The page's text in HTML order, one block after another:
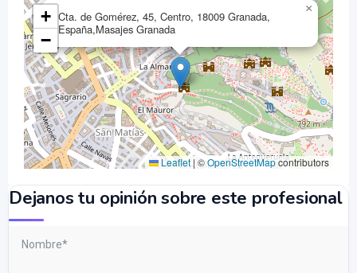
Cta. de Gomérez, 45, Centro, 18009 Granada,
España,Masajes Granada
×
+
−
Leaflet| ©OpenStreetMapcontributors
Dejanos tu opinión sobre este profesional